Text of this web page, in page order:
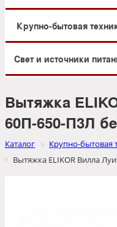
Крупно-бытовая
Свет и источники
Вытяжка
60П-650-П3Л
Каталог Крупно-бытовая
Вытяжка ELIKOR Вилла